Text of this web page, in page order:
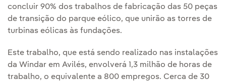
concluir 90% dos trabalhos de fabricação das 50 peças
de transição do parque eólico, que unirão as torres de
turbinas eólicas às fundações.
Este trabalho, que está sendo realizado nas instalações
da Windar em Avilés, envolverá 1,3 milhão de horas de
trabalho, o equivalente a 800 empregos. Cerca de 30